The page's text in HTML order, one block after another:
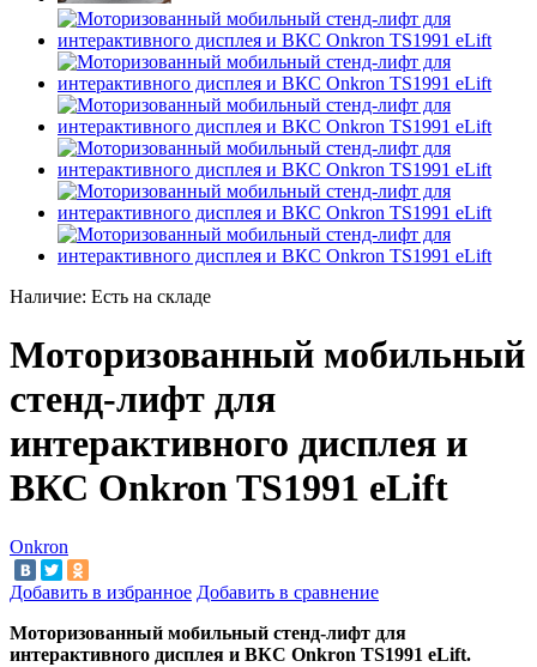
Наличие: Есть на складе
Моторизованный мобильный
стенд-лифт для
интерактивного дисплея и
ВКС Onkron TS1991 eLift
Onkron
Добавить в избранное Добавить в сравнение
Моторизованный мобильный стенд-лифт для
интерактивного дисплея и ВКС Onkron TS1991 eLift.